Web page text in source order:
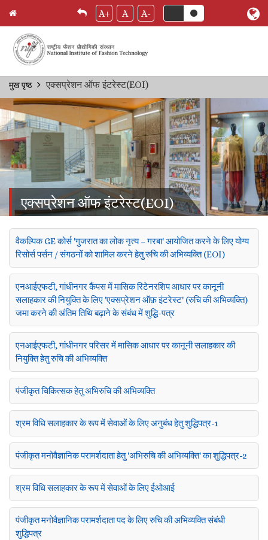
Skip
main
content
A+ A A-
Breadcrumb
मुख पृष्ठ एक्सप्रेशन ऑफ इंटरेस्ट(EOI)
एक्सप्रेशन ऑफ इंटरेस्ट(EOI)
वैकल्पिक GE कोर्स 'गुजरात का लोक नृत्य – गरबा' आयोजित करने के लिए योग्य
रिसोर्स पर्सन / संगठनों को शामिल करने हेतु रुचि की अभिव्यक्ति (EOI)
एनआईएफटी, गांधीनगर कैंपस में मासिक रिटेनरशिप आधार पर कानूनी
सलाहकार की नियुक्ति के लिए 'एक्सप्रेशन ऑफ़ इंटरेस्ट' (रुचि की अभिव्यक्ति)
जमा करने की अंतिम तिथि बढ़ाने के संबंध में शुद्धि-पत्र
एनआईएफटी, गांधीनगर परिसर में मासिक आधार पर कानूनी सलाहकार की
नियुक्ति हेतु रुचि की अभिव्यक्ति
पंजीकृत चिकित्सक हेतु अभिरुचि की अभिव्यक्ति
श्रम विधि सलाहकार के रूप में सेवाओं के लिए अनुबंध हेतु शुद्धिपत्र-1
पंजीकृत मनोवैज्ञानिक परामर्शदाता हेतु 'अभिरुचि की अभिव्यक्ति' का शुद्धिपत्र-2
श्रम विधि सलाहकार के रूप में सेवाओं के लिए ईओआई
पंजीकृत मनोवैज्ञानिक परामर्शदाता पद के लिए रुचि की अभिव्यक्ति संबंधी
शुद्धिपत्र